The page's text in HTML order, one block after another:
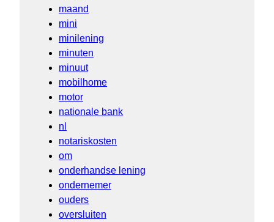
maand
mini
minilening
minuten
minuut
mobilhome
motor
nationale bank
nl
notariskosten
om
onderhandse lening
ondernemer
ouders
oversluiten